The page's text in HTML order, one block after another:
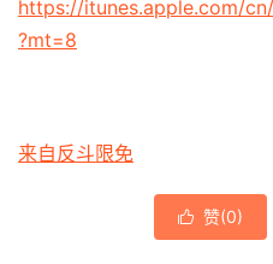
https://itunes.apple.com/
?mt=8
来自反斗限免
 赞(0)